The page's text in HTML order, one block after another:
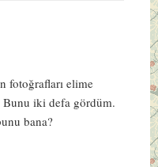
fotoğrafları elime
iki defa gördüm.
bana?